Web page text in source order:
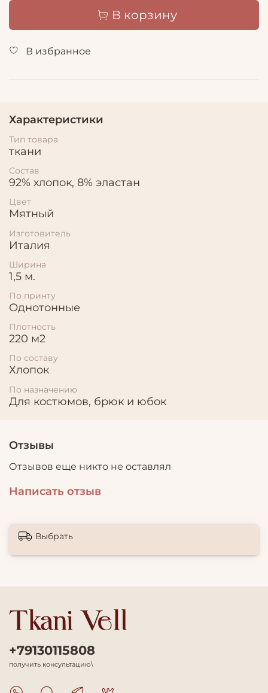
В корзину
В избранное
Характеристики
Тип товара
ткани
Состав
92% хлопок, 8% эластан
Цвет
Мятный
Изготовитель
Италия
Ширина
1,5 м.
По принту
Однотонные
Плотность
220 м2
По составу
Хлопок
По назначению
Для костюмов, брюк и юбок
Отзывы
Отзывов еще никто не оставлял
Написать отзыв
Выбрать
+79130115808
получить консультацию\